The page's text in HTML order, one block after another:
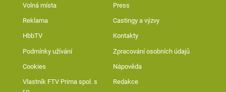
Volná místa Press
Reklama Castingy a výzvy
HbbTV Kontakty
Podmínky užívání Zpracování osobních údajů
Cookies Nápověda
Vlastník FTV Prima spol. s
Redakce